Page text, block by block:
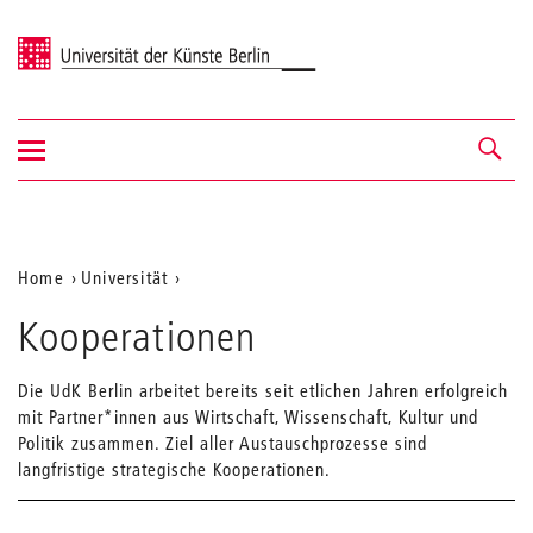
Universität der Künste Berlin
Navigation &
Navigation
ein-/ausblenden
Aktuelle
Position
auf
der
Webseite
Home Universität
Kooperationen
Die UdK Berlin arbeitet bereits seit etlichen Jahren erfolgreich
mit Partner*innen aus Wirtschaft, Wissenschaft, Kultur und
Politik zusammen. Ziel aller Austauschprozesse sind
langfristige strategische Kooperationen.